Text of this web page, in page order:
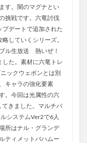
す。闇のマグナとい
挑戦です。六竜討伐
デートで追加された
していくシリーズ。
ル生放送 熱いぜ！
た。素材に六竜トレ
ックウェポンとは別
キャラの強化要素
。今回は光属性の六
きました。マルチバ
システムVer2で6人
所はナル・グランデ
ティメットバハムー